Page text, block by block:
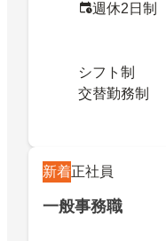
週休2日制
シフト制
交替勤務制
新着正社員
一般事務職